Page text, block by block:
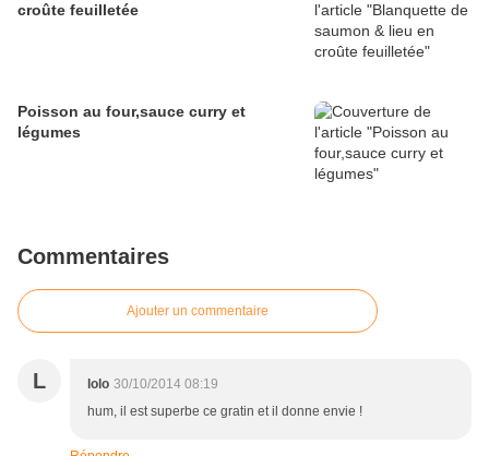
croûte feuilletée
Poisson au four,sauce curry et
légumes
Commentaires
Ajouter un commentaire
L lolo 30/10/2014 08:19
hum, il est superbe ce gratin et il donne envie !